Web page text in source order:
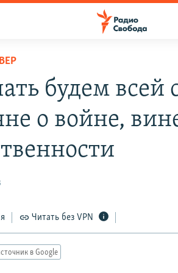
будем всей
о войне,
Читать без VPN
в Google